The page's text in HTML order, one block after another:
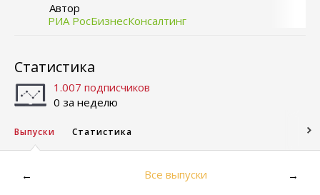
Автор
РИА РосБизнесКонсалтинг
Статистика
1.007 подписчиков
0 за неделю
Выпуски Статистика
← Все выпуски →